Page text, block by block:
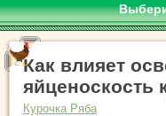
Как влияет
яйценоскость
Курочка Ряба